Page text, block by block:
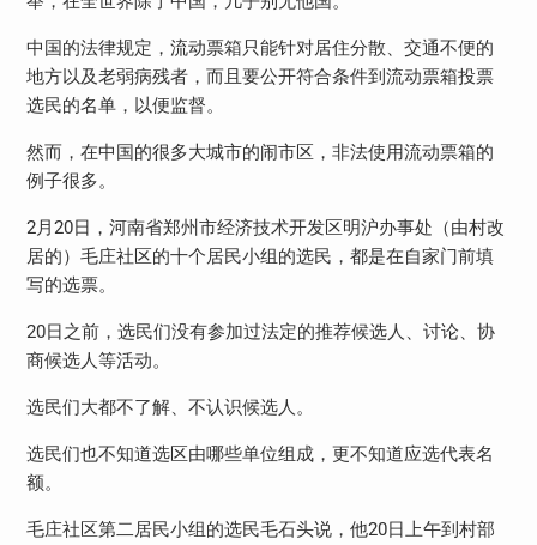
中国的法律规定，流动票箱只能针对居住分散、交通不便的
地方以及老弱病残者，而且要公开符合条件到流动票箱投票
选民的名单，以便监督。
然而，在中国的很多大城市的闹市区，非法使用流动票箱的
例子很多。
2月20日，河南省郑州市经济技术开发区明沪办事处（由村改
居的）毛庄社区的十个居民小组的选民，都是在自家门前填
写的选票。
20日之前，选民们没有参加过法定的推荐候选人、讨论、协
商候选人等活动。
选民们大都不了解、不认识候选人。
选民们也不知道选区由哪些单位组成，更不知道应选代表名
额。
毛庄社区第二居民小组的选民毛石头说，他20日上午到村部